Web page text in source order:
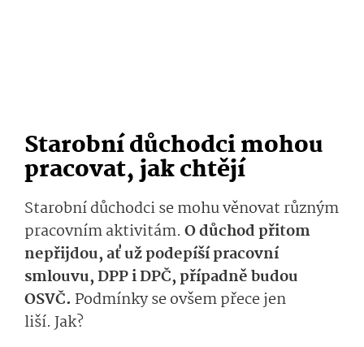
Starobní důchodci mohou
pracovat, jak chtějí
Starobní důchodci se mohu věnovat různým
pracovním aktivitám. O důchod přitom
nepřijdou, ať už podepíší pracovní
smlouvu, DPP i DPČ, případně budou
OSVČ. Podmínky se ovšem přece jen
liší. Jak?